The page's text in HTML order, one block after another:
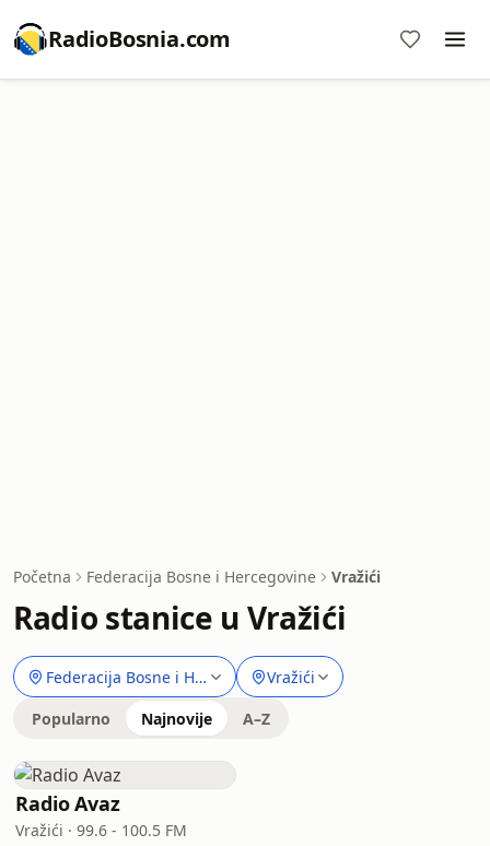
RadioBosnia.com
Početna Federacija Bosne i Hercegovine Vražići
Radio stanice u Vražići
Federacija Bosne i HercegovineVražići
Popularno Najnovije A–Z
Radio Avaz
Vražići · 99.6 - 100.5 FM